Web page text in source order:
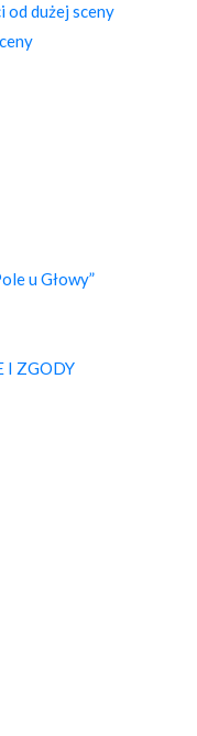
od dużej sceny
u Głowy”
I ZGODY